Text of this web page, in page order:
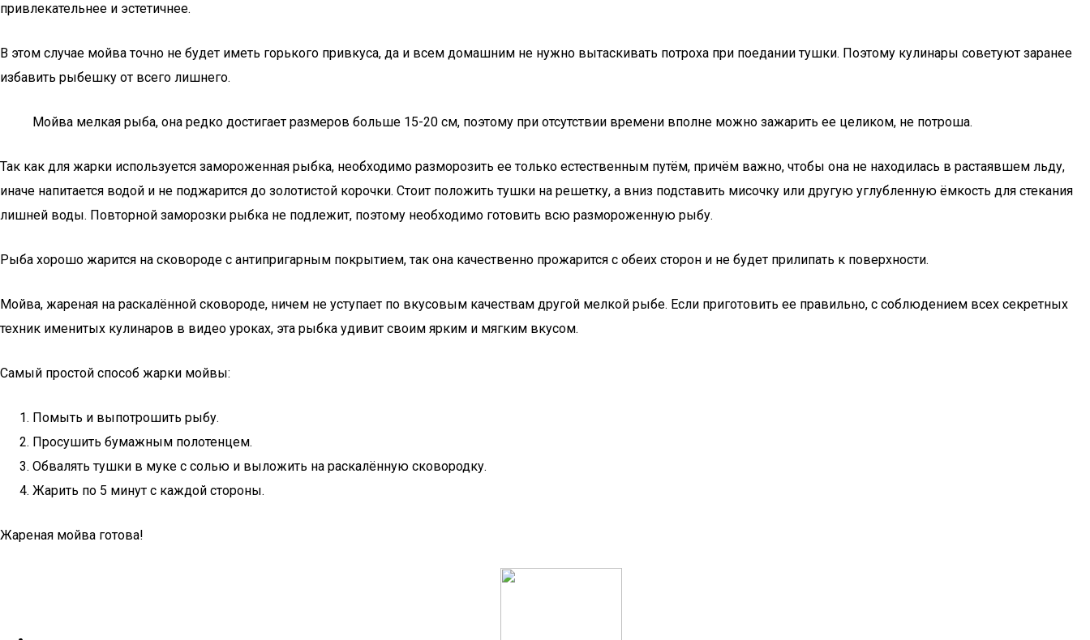
привлекательнее и эстетичнее.
В этом случае мойва точно не будет иметь горького привкуса, да и всем домашним не нужно вытаскивать потроха при поедании тушки. Поэтому кулинары советуют заранее
избавить рыбешку от всего лишнего.
Мойва мелкая рыба, она редко достигает размеров больше 15-20 см, поэтому при отсутствии времени вполне можно зажарить ее целиком, не потроша.
Так как для жарки используется замороженная рыбка, необходимо разморозить ее только естественным путём, причём важно, чтобы она не находилась в растаявшем льду,
иначе напитается водой и не поджарится до золотистой корочки. Стоит положить тушки на решетку, а вниз подставить мисочку или другую углубленную ёмкость для стекания
лишней воды. Повторной заморозки рыбка не подлежит, поэтому необходимо готовить всю размороженную рыбу.
Рыба хорошо жарится на сковороде с антипригарным покрытием, так она качественно прожарится с обеих сторон и не будет прилипать к поверхности.
Мойва, жареная на раскалённой сковороде, ничем не уступает по вкусовым качествам другой мелкой рыбе. Если приготовить ее правильно, с соблюдением всех секретных
техник именитых кулинаров в видео уроках, эта рыбка удивит своим ярким и мягким вкусом.
Самый простой способ жарки мойвы:
Помыть и выпотрошить рыбу.
Просушить бумажным полотенцем.
Обвалять тушки в муке с солью и выложить на раскалённую сковородку.
Жарить по 5 минут с каждой стороны.
Жареная мойва готова!